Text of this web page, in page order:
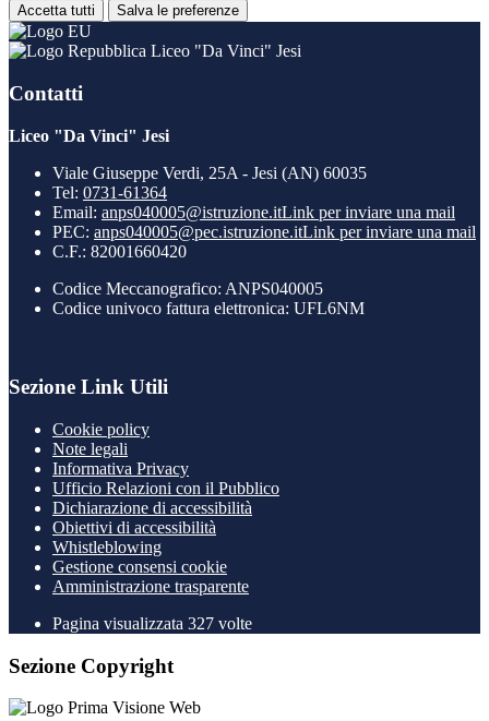
Accetta tutti Salva le preferenze
Liceo "Da Vinci" Jesi
Contatti
Liceo "Da Vinci" Jesi
Viale Giuseppe Verdi, 25A - Jesi (AN) 60035
Tel: 0731-61364
Email: anps040005@istruzione.itLink per inviare una mail
PEC: anps040005@pec.istruzione.itLink per inviare una mail
C.F.: 82001660420
Codice Meccanografico: ANPS040005
Codice univoco fattura elettronica: UFL6NM
Sezione Link Utili
Cookie policy
Note legali
Informativa Privacy
Ufficio Relazioni con il Pubblico
Dichiarazione di accessibilità
Obiettivi di accessibilità
Whistleblowing
Gestione consensi cookie
Amministrazione trasparente
Pagina visualizzata 327 volte
Sezione Copyright